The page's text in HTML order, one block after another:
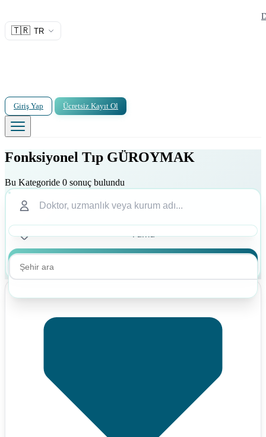
🇹🇷 TR
Giriş Yap Ücretsiz Kayıt Ol
Fonksiyonel Tıp GÜROYMAK
Bu Kategoride 0 sonuç bulundu